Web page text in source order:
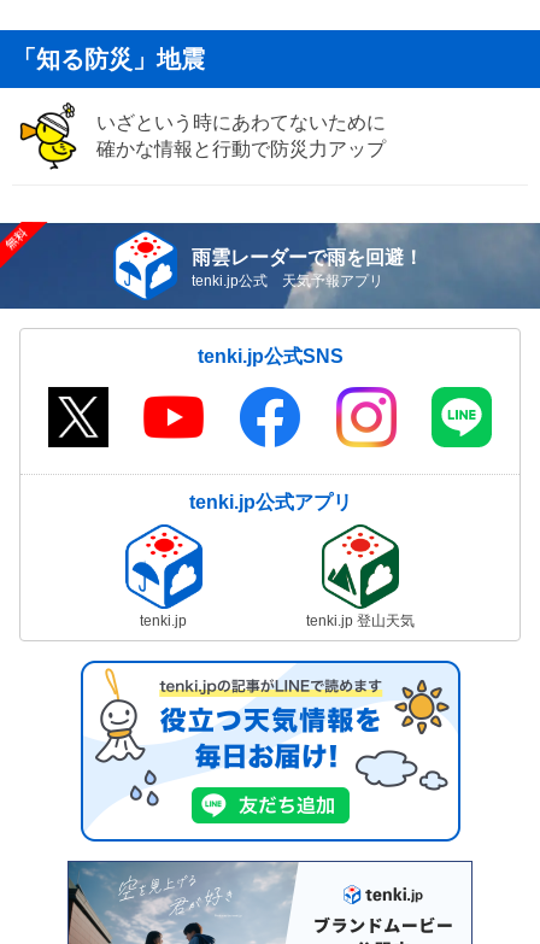
「知る防災」地震
いざという時にあわてないために
確かな情報と行動で防災力アップ
雨雲レーダーで雨を回避！
tenki.jp公式 天気予報アプリ
tenki.jp公式SNS
tenki.jp公式アプリ
tenki.jp tenki.jp 登山天気